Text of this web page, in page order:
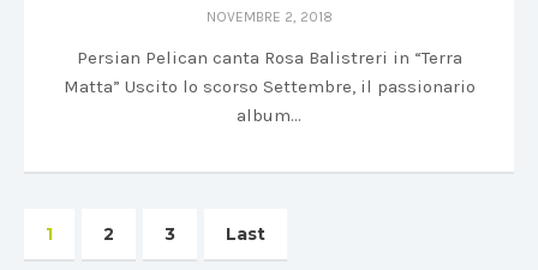
NOVEMBRE 2, 2018
Persian Pelican canta Rosa Balistreri in “Terra
Matta” Uscito lo scorso Settembre, il passionario
album…
1 2 3 Last